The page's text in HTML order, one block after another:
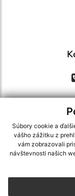
Súbory cookie a
vášho zážitku z
vám zobrazovali
návštevnosti našich
využite možnosť
CMS systém